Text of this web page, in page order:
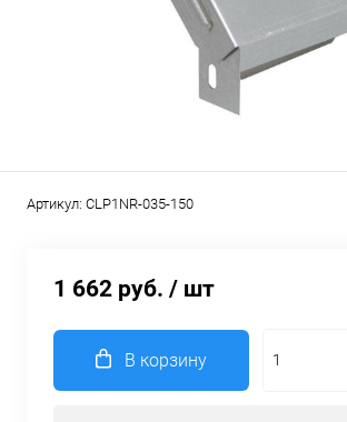
Артикул: CLP1NR-035-150
1 662 руб. / шт
В корзину